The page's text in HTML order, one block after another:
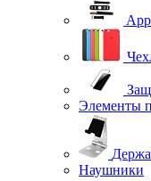
Элементы
Наушники